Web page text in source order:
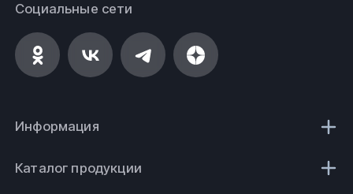
Социальные сети
Информация
Каталог продукции